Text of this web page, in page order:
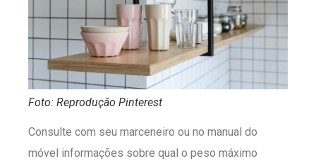
Foto: Reprodução Pinterest
Consulte com seu marceneiro ou no manual do
móvel informações sobre qual o peso máximo